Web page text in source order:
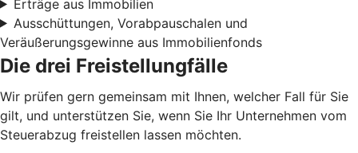
Erträge aus Immobilien
Ausschüttungen, Vorabpauschalen und
Veräußerungsgewinne aus Immobilienfonds
Die drei Freistellungfälle
Wir prüfen gern gemeinsam mit Ihnen, welcher Fall für Sie
gilt, und unterstützen Sie, wenn Sie Ihr Unternehmen vom
Steuerabzug freistellen lassen möchten.